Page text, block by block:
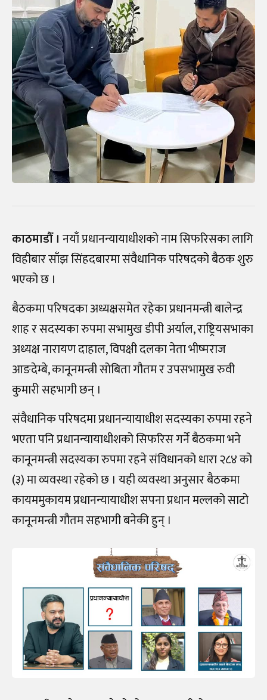
काठमाडौँ । नयाँ प्रधानन्यायाधीशको नाम सिफरिसका लागि
विहीबार साँझ सिंहदबारमा संवैधानिक परिषदको बैठक शुरु
भएको छ ।
बैठकमा परिषदका अध्यक्षसमेत रहेका प्रधानमन्त्री बालेन्द्र
शाह र सदस्यका रुपमा सभामुख डीपी अर्याल, राष्ट्रियसभाका
अध्यक्ष नारायण दाहाल, विपक्षी दलका नेता भीष्मराज
आङदेम्बे, कानूनमन्त्री सोबिता गौतम र उपसभामुख रुवी
कुमारी सहभागी छन् ।
संवैधानिक परिषदमा प्रधानन्यायाधीश सदस्यका रुपमा रहने
भएता पनि प्रधानन्यायाधीशको सिफरिस गर्ने बैठकमा भने
कानूनमन्त्री सदस्यका रुपमा रहने संविधानको धारा २८४ को
(३) मा व्यवस्था रहेको छ । यही व्यवस्था अनुसार बैठकमा
कायममुकायम प्रधानन्यायाधीश सपना प्रधान मल्लको साटो
कानूनमन्त्री गौतम सहभागी बनेकी हुन् ।